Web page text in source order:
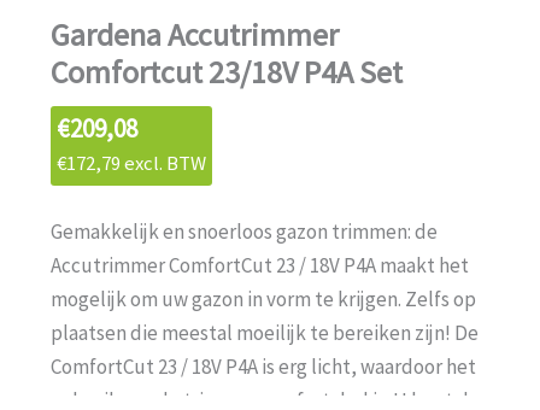
Gardena Accutrimmer
Comfortcut 23/18V P4A Set
€209,08
€172,79excl. BTW
Gemakkelijk en snoerloos gazon trimmen: de
Accutrimmer ComfortCut 23 / 18V P4A maakt het
mogelijk om uw gazon in vorm te krijgen. Zelfs op
plaatsen die meestal moeilijk te bereiken zijn! De
ComfortCut 23 / 18V P4A is erg licht, waardoor het
gebruik van de trimmer comfortabel is. U kunt de